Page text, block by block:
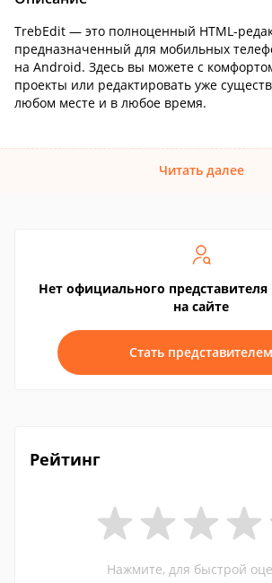
TrebEdit — это полноценный HTML-
предназначенный для мобильных
на Android. Здесь вы можете с
проекты или редактировать уже
любом месте и в любое время.
Читать далее
Нет официального представителя
на сайте
Стать представителем
Рейтинг
Нажмите, для быстрой